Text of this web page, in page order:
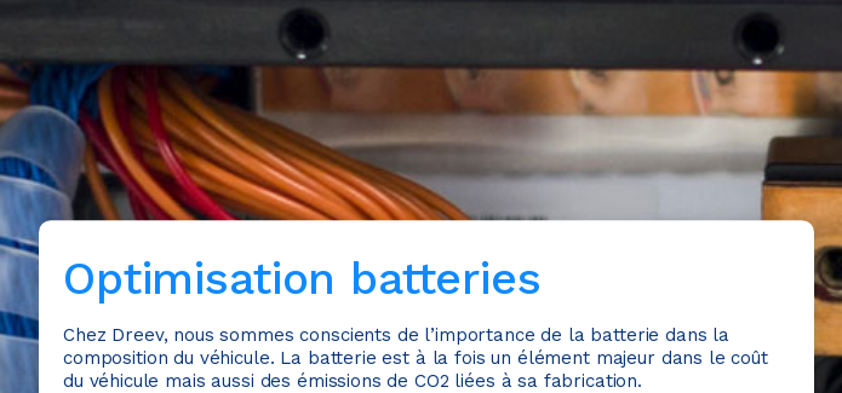
Optimisation batteries
Chez Dreev, nous sommes conscients de l’importance de la batterie dans la
composition du véhicule. La batterie est à la fois un élément majeur dans le coût
du véhicule mais aussi des émissions de CO2 liées à sa fabrication.